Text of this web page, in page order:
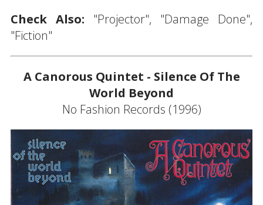
Check Also: "Projector", "Damage Done",
"Fiction"
A Canorous Quintet - Silence Of The
World Beyond
No Fashion Records (1996)